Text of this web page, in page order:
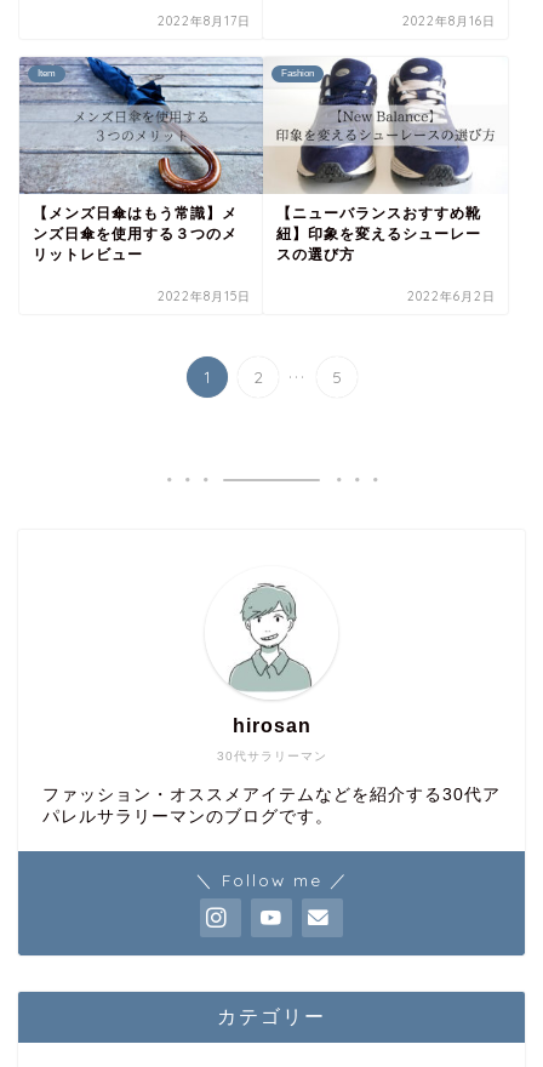
2022年8月17日 2022年8月16日
Item
【メンズ日傘はもう常識】メ
ンズ日傘を使用する３つのメ
リットレビュー
2022年8月15日
Fashion
【ニューバランスおすすめ靴
紐】印象を変えるシューレー
スの選び方
2022年6月2日
1 2 ... 5
30代サラリーマン
hirosan
ファッション・オススメアイテムなどを紹介する30代ア
パレルサラリーマンのブログです。
＼ Follow me ／
カテゴリー